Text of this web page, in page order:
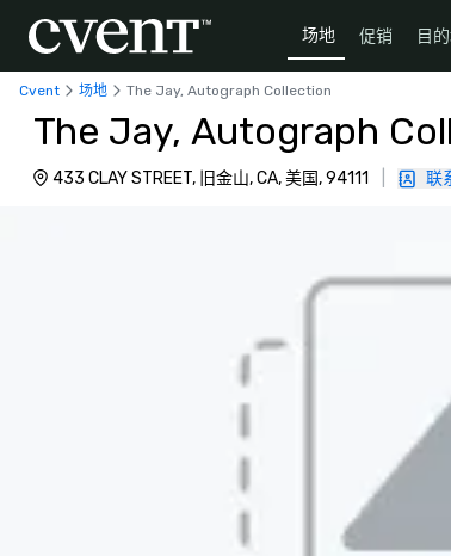
场地 促销 目
Cvent 场地 The Jay, Autograph Collection
The Jay, Autograph
433 CLAY STREET, 旧金山, CA, 美国, 94111 联